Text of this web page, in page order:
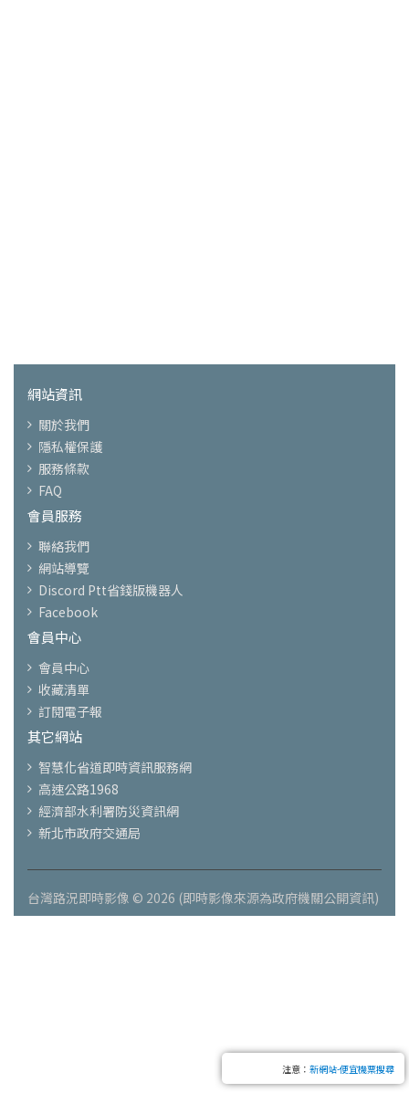
網站資訊
關於我們
隱私權保護
服務條款
FAQ
會員服務
聯絡我們
網站導覽
Discord Ptt省錢版機器人
Facebook
會員中心
會員中心
收藏清單
訂閱電子報
其它網站
智慧化省道即時資訊服務網
高速公路1968
經濟部水利署防災資訊網
新北市政府交通局
台灣路況即時影像 © 2026 (即時影像來源為政府機關公開資訊)
注意： 新網站-便宜機票搜尋